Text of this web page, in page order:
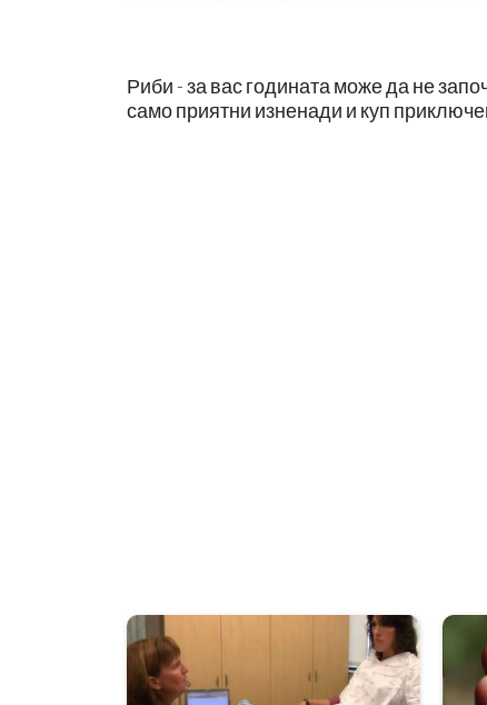
Риби - за вас годината може да не
само приятни изненади и куп